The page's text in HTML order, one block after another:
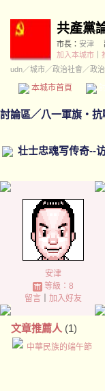
共產黨
市長： 安津
加入本城市
udn／城市／政治社會 ／政
本城市首頁
討論區／八一軍旗‧抗
壮士忠魂写传奇--
安津
等級：8
留言｜ 加入好友
文章推薦人 (1)
中華民族的端午節